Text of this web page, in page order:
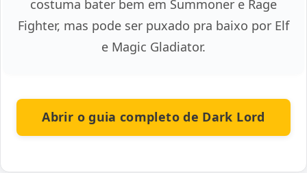
costuma bater bem em Summoner e Rage
Fighter, mas pode ser puxado pra baixo por Elf
e Magic Gladiator.
Abrir o guia completo de Dark Lord